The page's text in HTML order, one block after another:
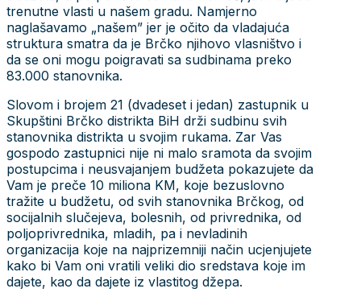
trenutne vlasti u našem gradu. Namjerno
naglašavamo „našem” jer je očito da vladajuća
struktura smatra da je Brčko njihovo vlasništvo i
da se oni mogu poigravati sa sudbinama preko
83.000 stanovnika.
Slovom i brojem 21 (dvadeset i jedan) zastupnik u
Skupštini Brčko distrikta BiH drži sudbinu svih
stanovnika distrikta u svojim rukama. Zar Vas
gospodo zastupnici nije ni malo sramota da svojim
postupcima i neusvajanjem budžeta pokazujete da
Vam je preče 10 miliona KM, koje bezuslovno
tražite u budžetu, od svih stanovnika Brčkog, od
socijalnih slučejeva, bolesnih, od privrednika, od
poljoprivrednika, mladih, pa i nevladinih
organizacija koje na najprizemniji način ucjenjujete
kako bi Vam oni vratili veliki dio sredstava koje im
dajete, kao da dajete iz vlastitog džepa.